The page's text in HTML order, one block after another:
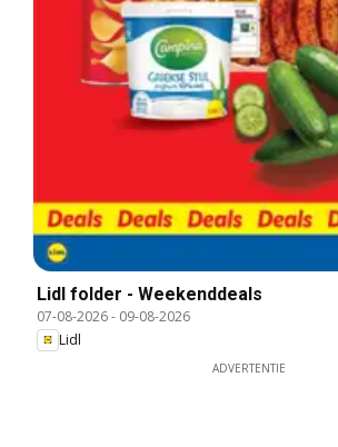
Lidl folder - Weekenddeals
07-08-2026- 09-08-2026
Lidl
ADVERTENTIE